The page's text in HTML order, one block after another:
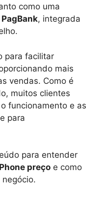
como uma
PagBank, integrada
para facilitar
mais
vendas. Como é
muitos clientes
funcionamento e as
para
para entender
preço e como